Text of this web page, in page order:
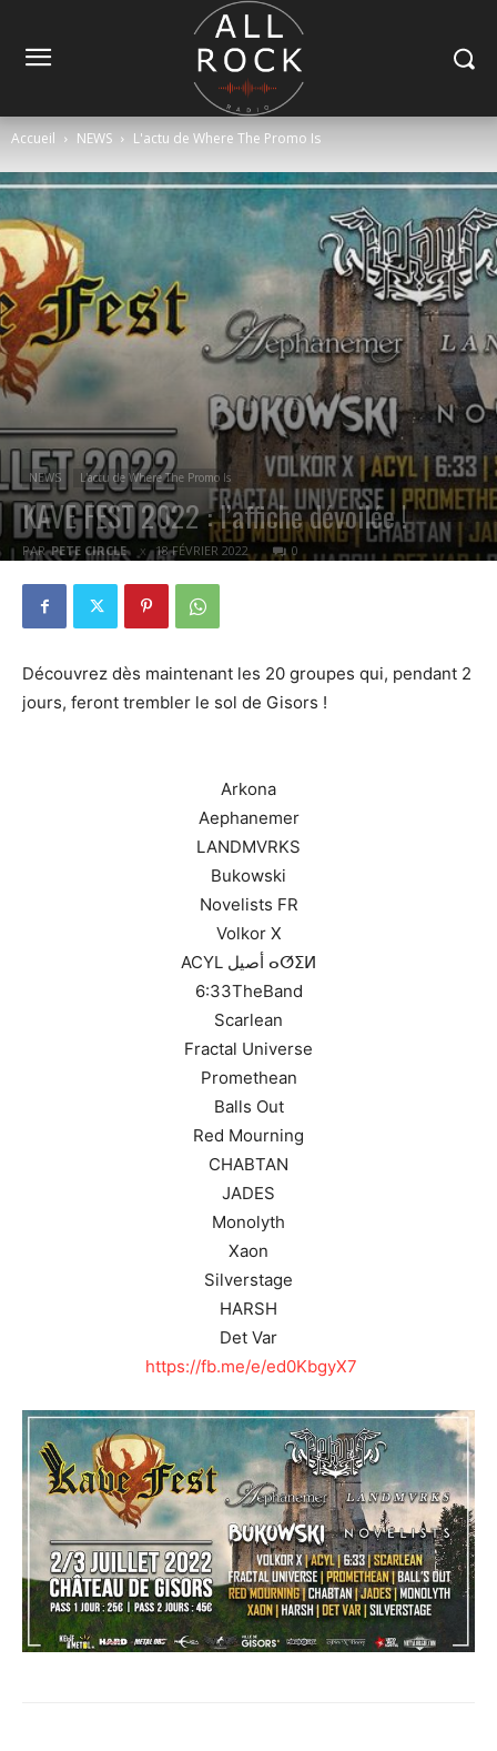
Accueil NEWS L'actu de Where The Promo Is
NEWS L'actu de Where The Promo Is
KAVE FEST 2022 : l’affiche dévoilée !
PAR PETE CIRCLE 18 FÉVRIER 2022 0
Découvrez dès maintenant les 20 groupes qui, pendant 2
jours, feront trembler le sol de Gisors !
Arkona
Aephanemer
LANDMVRKS
Bukowski
Novelists FR
Volkor X
ACYL أصيل ⴰⵚⵉⵍ
6:33TheBand
Scarlean
Fractal Universe
Promethean
Balls Out
Red Mourning
CHABTAN
JADES
Monolyth
Xaon
Silverstage
HARSH
Det Var
https://fb.me/e/ed0KbgyX7